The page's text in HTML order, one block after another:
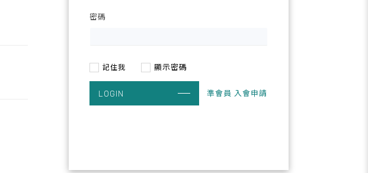
密碼
記住我 顯示密碼
LOGIN 準會員 入會申請